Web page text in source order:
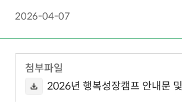
2026-04-07
첨부파일
2026년 행복성장캠프 안내문